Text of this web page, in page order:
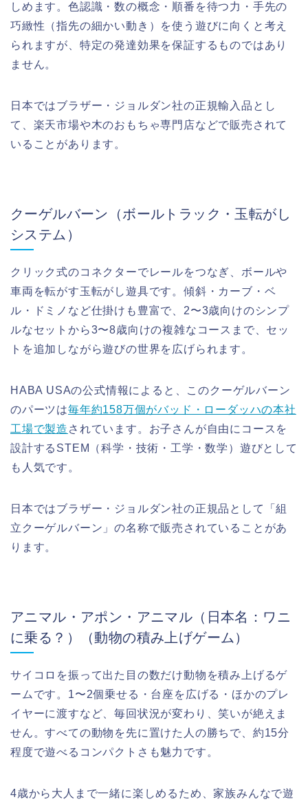
しめます。色認識・数の概念・順番を待つ力・手先の
巧緻性（指先の細かい動き）を使う遊びに向くと考え
られますが、特定の発達効果を保証するものではあり
ません。
日本ではブラザー・ジョルダン社の正規輸入品とし
て、楽天市場や木のおもちゃ専門店などで販売されて
いることがあります。
クーゲルバーン（ボールトラック・玉転がし
システム）
クリック式のコネクターでレールをつなぎ、ボールや
車両を転がす玉転がし遊具です。傾斜・カーブ・ベ
ル・ドミノなど仕掛けも豊富で、2〜3歳向けのシンプ
ルなセットから3〜8歳向けの複雑なコースまで、セッ
トを追加しながら遊びの世界を広げられます。
HABA USAの公式情報によると、このクーゲルバーン
のパーツは毎年約158万個がバッド・ローダッハの本社
工場で製造 されています。お子さんが自由にコースを
設計するSTEM（科学・技術・工学・数学）遊びとして
も人気です。
日本ではブラザー・ジョルダン社の正規品として「組
立クーゲルバーン」の名称で販売されていることがあ
ります。
アニマル・アポン・アニマル（日本名：ワニ
に乗る？）（動物の積み上げゲーム）
サイコロを振って出た目の数だけ動物を積み上げるゲ
ームです。1〜2個乗せる・台座を広げる・ほかのプレ
イヤーに渡すなど、毎回状況が変わり、笑いが絶えま
せん。すべての動物を先に置けた人の勝ちで、約15分
程度で遊べるコンパクトさも魅力です。
4歳から大人まで一緒に楽しめるため、家族みんなで遊